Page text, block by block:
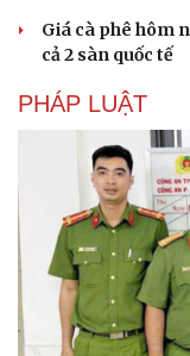
Giá cà phê hôm
cả 2 sàn quốc tế
PHÁP LUẬT